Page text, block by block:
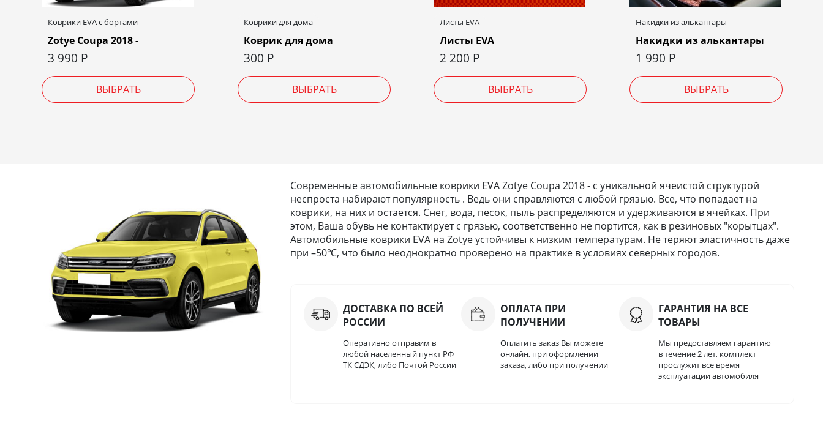
Коврики EVA c бортами
Zotye Coupa 2018 -
3 990 Р
ВЫБРАТЬ
Коврики для дома
Коврик для дома
300 Р
ВЫБРАТЬ
Листы EVA
Листы EVA
2 200 Р
ВЫБРАТЬ
Накидки из алькантары
Накидки из алькантары
1 990 Р
ВЫБРАТЬ
Современные автомобильные коврики EVA Zotye Coupa 2018 - с уникальной ячеистой структурой
неспроста набирают популярность . Ведь они справляются с любой грязью. Все, что попадает на
коврики, на них и остается. Снег, вода, песок, пыль распределяются и удерживаются в ячейках. При
этом, Ваша обувь не контактирует с грязью, соответственно не портится, как в резиновых "корытцах".
Автомобильные коврики EVA на Zotye устойчивы к низким температурам. Не теряют эластичность даже
при –50℃, что было неоднократно проверено на практике в условиях северных городов.
ДОСТАВКА ПО ВСЕЙ
РОССИИ
Оперативно отправим в
любой населенный пункт РФ
ТК СДЭК, либо Почтой России
ОПЛАТА ПРИ
ПОЛУЧЕНИИ
Оплатить заказ Вы можете
онлайн, при оформлении
заказа, либо при получении
ГАРАНТИЯ НА ВСЕ
ТОВАРЫ
Мы предоставляем гарантию
в течение 2 лет, комплект
прослужит все время
эксплуатации автомобиля